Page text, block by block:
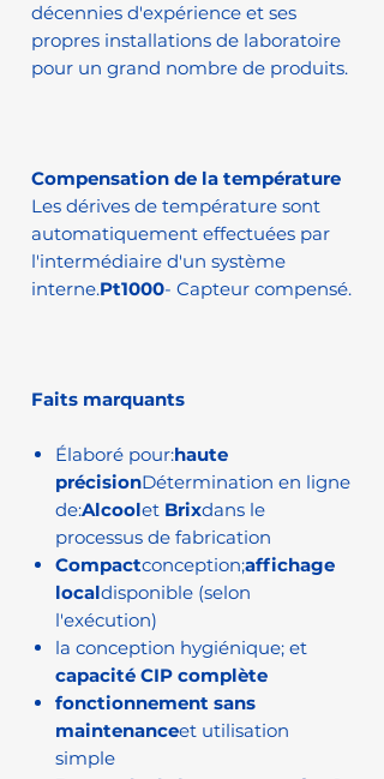
décennies d'expérience et ses
propres installations de laboratoire
pour un grand nombre de produits.
Compensation de la température
Les dérives de température sont
automatiquement effectuées par
l'intermédiaire d'un système
interne.Pt1000- Capteur compensé.
Faits marquants
Élaboré pour:haute
précisionDétermination en ligne
de:Alcoolet Brixdans le
processus de fabrication
Compactconception;affichage
localdisponible (selon
l'exécution)
la conception hygiénique; et
capacité CIP complète
fonctionnement sans
maintenanceet utilisation
simple